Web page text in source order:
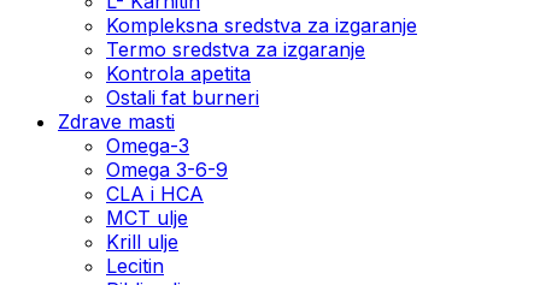
Kompleksna sredstva za izgaranje
Termo sredstva za izgaranje
Kontrola apetita
Ostali fat burneri
Zdrave masti
Omega-3
Omega 3-6-9
CLA i HCA
MCT ulje
Krill ulje
Lecitin